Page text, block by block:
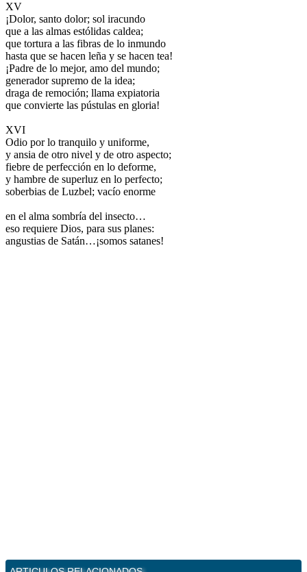
XV
¡Dolor, santo dolor; sol iracundo
que a las almas estólidas caldea;
que tortura a las fibras de lo inmundo
hasta que se hacen leña y se hacen tea!
¡Padre de lo mejor, amo del mundo;
generador supremo de la idea;
draga de remoción; llama expiatoria
que convierte las pústulas en gloria!
XVI
Odio por lo tranquilo y uniforme,
y ansia de otro nivel y de otro aspecto;
fiebre de perfección en lo deforme,
y hambre de superluz en lo perfecto;
soberbias de Luzbel; vacío enorme
en el alma sombría del insecto…
eso requiere Dios, para sus planes:
angustias de Satán…¡somos satanes!